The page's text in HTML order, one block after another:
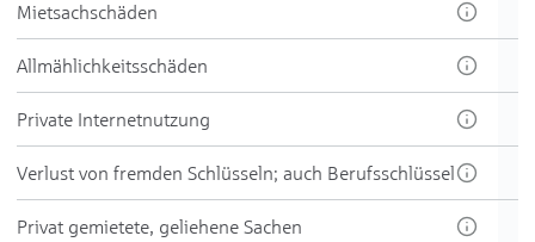
Miet­sach­schäden
All­mählich­keits­schäden
Private Inter­net­nutzung
Ver­lust von frem­den Schlüsseln; auch Berufs­schlüssel
Pri­vat ge­mie­te­te, ge­liehe­ne Sach­en